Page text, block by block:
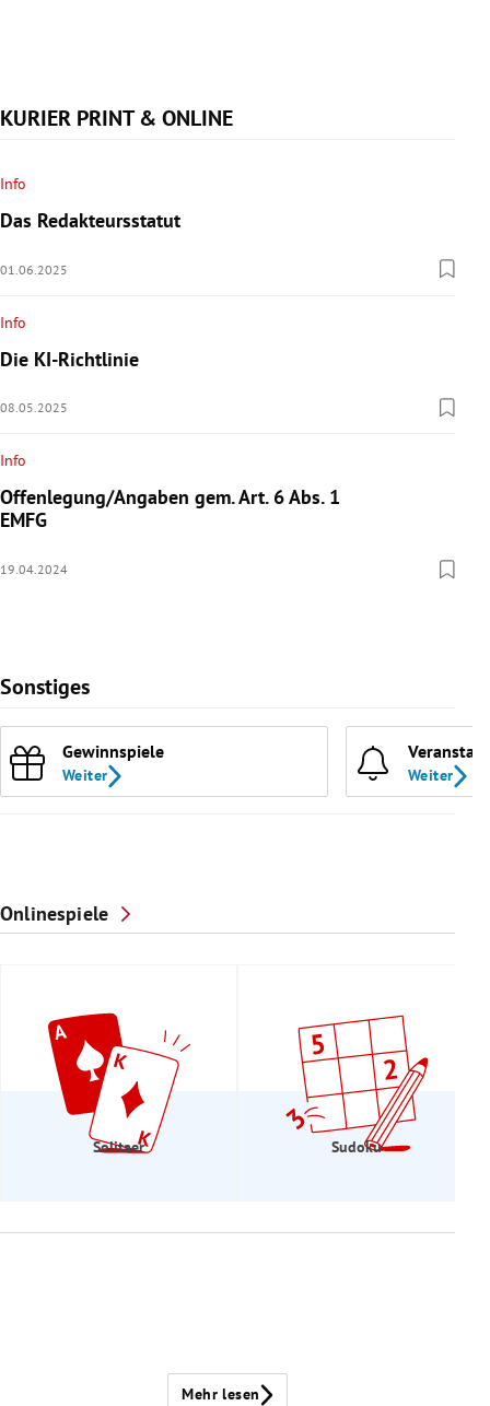
Untermenü
Untermenü
KURIER PRINT & ONLINE
Info
Das Redakteursstatut
01.06.2025
Info
Die KI-Richtlinie
08.05.2025
Info
Offenlegung/Angaben gem. Art. 6 Abs. 1
EMFG
19.04.2024
Sonstiges
Gewinnspiele
Weiter Weiter
Onlinespiele
Solitaer Sudoku
Mehr lesen